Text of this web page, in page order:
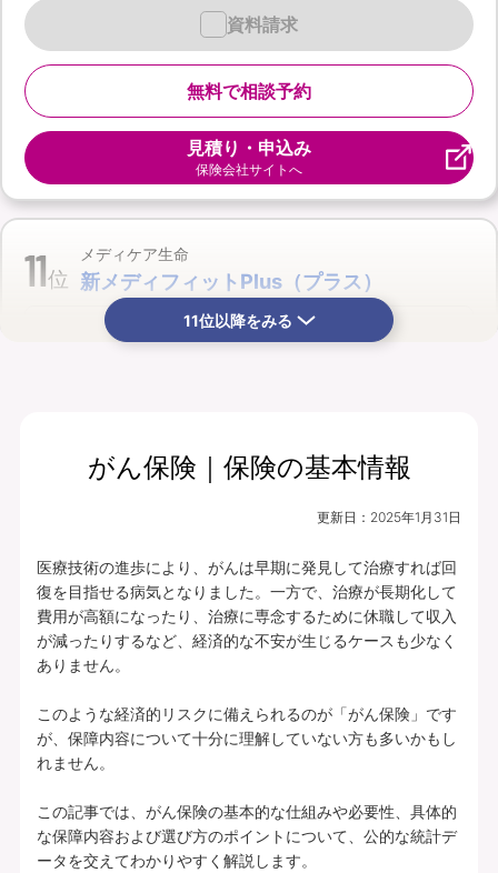
無料で相談予約
資料請求
見積り・申込み
保険会社サイトへ
11位
メディケア生命
新メディフィットPlus（プラス）
月払保険料 保険期間
プランの中身を見る
所定の理由に該当されたとき、複数種類の
一時給付金をそれぞれお支払いします（そ
各特定疾病それぞれ、初回のお支払金額を
上乗せしてお支払いすることができます。
【特定３疾病Bプラン(25)】特定３疾病保障型(Ⅰ型) | 基本給付金額：50万円 |
初回上乗せ基本給付金額：0円 | 特定３疾病保険料払込免除特約(25)(Ⅰ型) ：付
加 | 保険期間：終身 | 保険料払込期間：終身 | 募集文書番号：HP-M353-772-
26019317(2025.12.16)
11位以降をみる
がん保険｜保険の基本情報
更新日： 2025年1月31日
医療技術の進歩により、がんは早期に発見して治療すれば回
復を目指せる病気となりました。一方で、治療が長期化して
費用が高額になったり、治療に専念するために休職して収入
が減ったりするなど、経済的な不安が生じるケースも少なく
ありません。
このような経済的リスクに備えられるのが「がん保険」です
が、保障内容について十分に理解していない方も多いかもし
れません。
この記事では、がん保険の基本的な仕組みや必要性、具体的
な保障内容および選び方のポイントについて、公的な統計デ
ータを交えてわかりやすく解説します。